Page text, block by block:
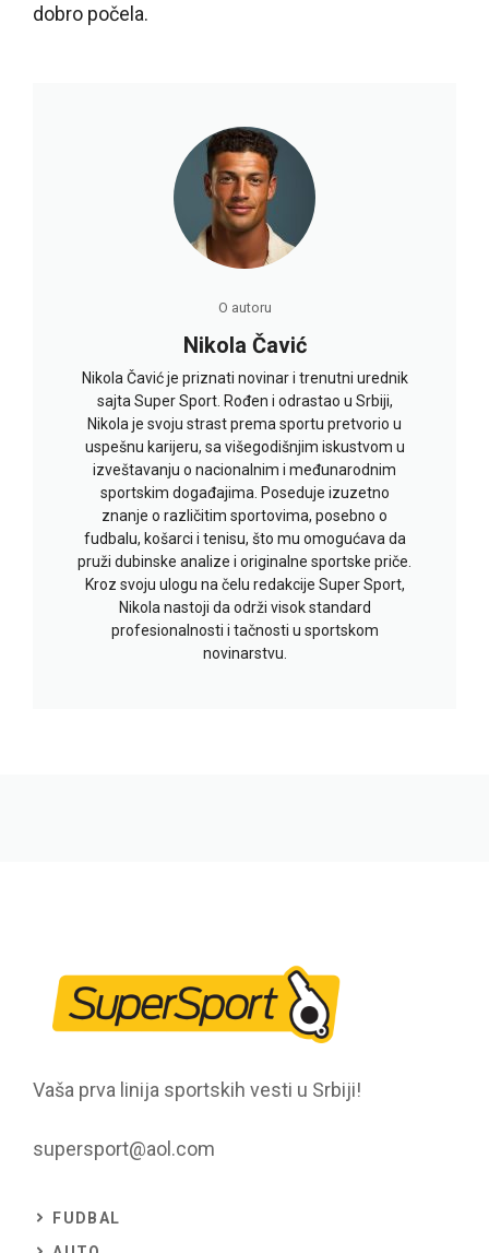
dobro počela.
O autoru
Nikola Čavić
Nikola Čavić je priznati novinar i trenutni urednik
sajta Super Sport. Rođen i odrastao u Srbiji,
Nikola je svoju strast prema sportu pretvorio u
uspešnu karijeru, sa višegodišnjim iskustvom u
izveštavanju o nacionalnim i međunarodnim
sportskim događajima. Poseduje izuzetno
znanje o različitim sportovima, posebno o
fudbalu, košarci i tenisu, što mu omogućava da
pruži dubinske analize i originalne sportske priče.
Kroz svoju ulogu na čelu redakcije Super Sport,
Nikola nastoji da održi visok standard
profesionalnosti i tačnosti u sportskom
novinarstvu.
Vaša prva linija sportskih vesti u Srbiji!
supersport@aol.com
FUDBAL